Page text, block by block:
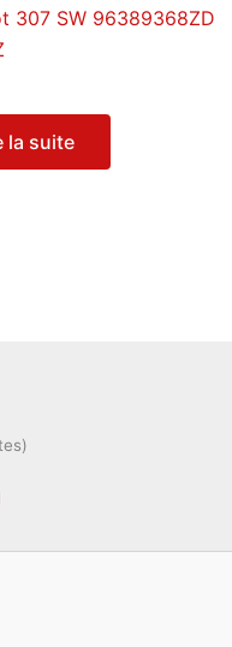
307 SW 96389368ZD
la suite